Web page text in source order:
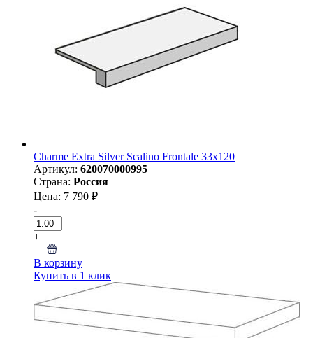
Charme Extra Silver Scalino Frontale 33x120
Артикул: 620070000995
Страна: Россия
Цена: 7 790 ₽
-
+
В корзину
Купить в 1 клик